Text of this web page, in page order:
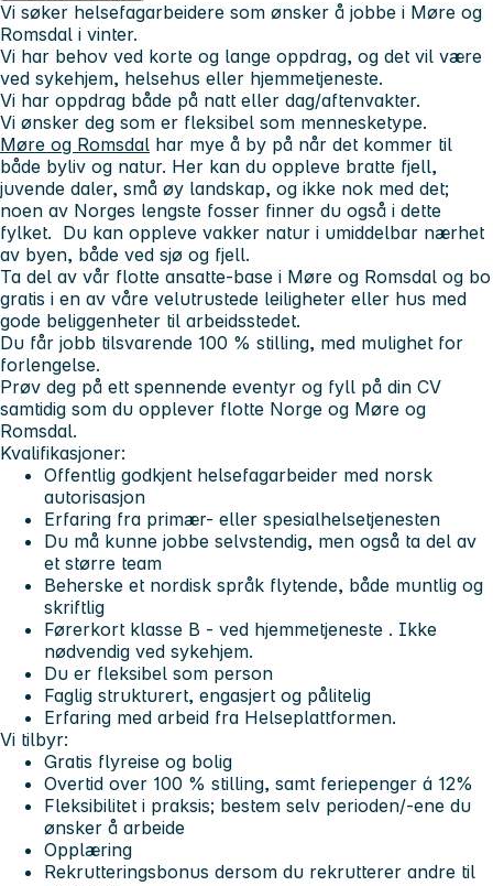
Vi søker helsefagarbeidere som ønsker å jobbe i Møre og
Romsdal i vinter.
Vi har behov ved korte og lange oppdrag, og det vil være
ved sykehjem, helsehus eller hjemmetjeneste.
Vi har oppdrag både på natt eller dag/aftenvakter.
Vi ønsker deg som er fleksibel som mennesketype.
Møre og Romsdal har mye å by på når det kommer til
både byliv og natur. Her kan du oppleve bratte fjell,
juvende daler, små øy landskap, og ikke nok med det;
noen av Norges lengste fosser finner du også i dette
fylket. Du kan oppleve vakker natur i umiddelbar nærhet
av byen, både ved sjø og fjell.
Ta del av vår flotte ansatte-base i Møre og Romsdal og bo
gratis i en av våre velutrustede leiligheter eller hus med
gode beliggenheter til arbeidsstedet.
Du får jobb tilsvarende 100 % stilling, med mulighet for
forlengelse.
Prøv deg på ett spennende eventyr og fyll på din CV
samtidig som du opplever flotte Norge og Møre og
Romsdal.
Kvalifikasjoner:
Offentlig godkjent helsefagarbeider med norsk
autorisasjon
Erfaring fra primær- eller spesialhelsetjenesten
Du må kunne jobbe selvstendig, men også ta del av
et større team
Beherske et nordisk språk flytende, både muntlig og
skriftlig
Førerkort klasse B - ved hjemmetjeneste . Ikke
nødvendig ved sykehjem.
Du er fleksibel som person
Faglig strukturert, engasjert og pålitelig
Erfaring med arbeid fra Helseplattformen.
Vi tilbyr:
Gratis flyreise og bolig
Overtid over 100 % stilling, samt feriepenger á 12%
Fleksibilitet i praksis; bestem selv perioden/-ene du
ønsker å arbeide
Opplæring
Rekrutteringsbonus dersom du rekrutterer andre til